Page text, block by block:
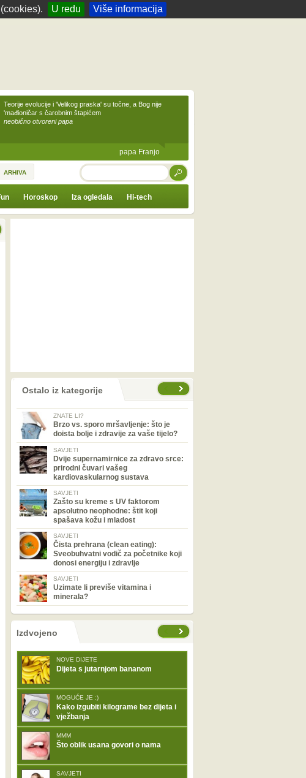
U redu Više informacija
Teorije evolucije i 'Velikog praska' su točne, a Bog nije
'mađioničar s čarobnim štapićem
neobično otvoreni papa
papa Franjo
ARHIVA TRAŽI
Horoskop Iza ogledala Hi-tech
Ostalo iz kategorije
ZNATE LI?
Brzo vs. sporo mršavljenje: što je
doista bolje i zdravije za vaše tijelo?
SAVJETI
Dvije supernamirnice za zdravo srce:
prirodni čuvari vašeg
kardiovaskularnog sustava
SAVJETI
Zašto su kreme s UV faktorom
apsolutno neophodne: štit koji
spašava kožu i mladost
SAVJETI
Čista prehrana (clean eating):
Sveobuhvatni vodič za početnike koji
donosi energiju i zdravlje
SAVJETI
Uzimate li previše vitamina i
minerala?
stranice
Izdvojeno
NOVE DIJETE
Dijeta s jutarnjom bananom
MOGUĆE JE :)
Kako izgubiti kilograme bez dijeta i
vježbanja
MMM
Što oblik usana govori o nama
SAVJETI